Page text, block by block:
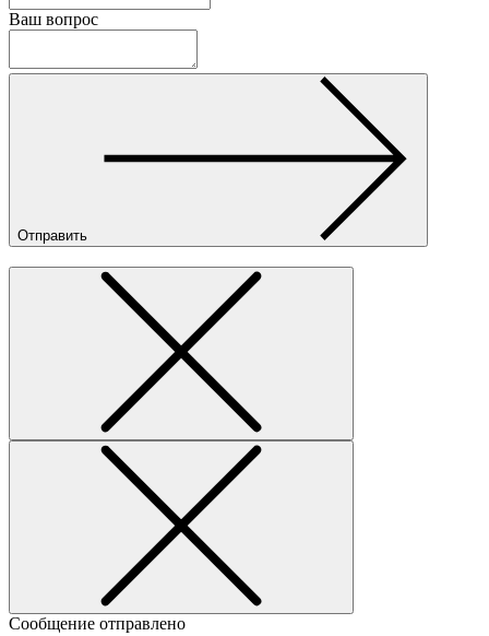
Ваш вопрос
Отправить
Сообщение отправлено